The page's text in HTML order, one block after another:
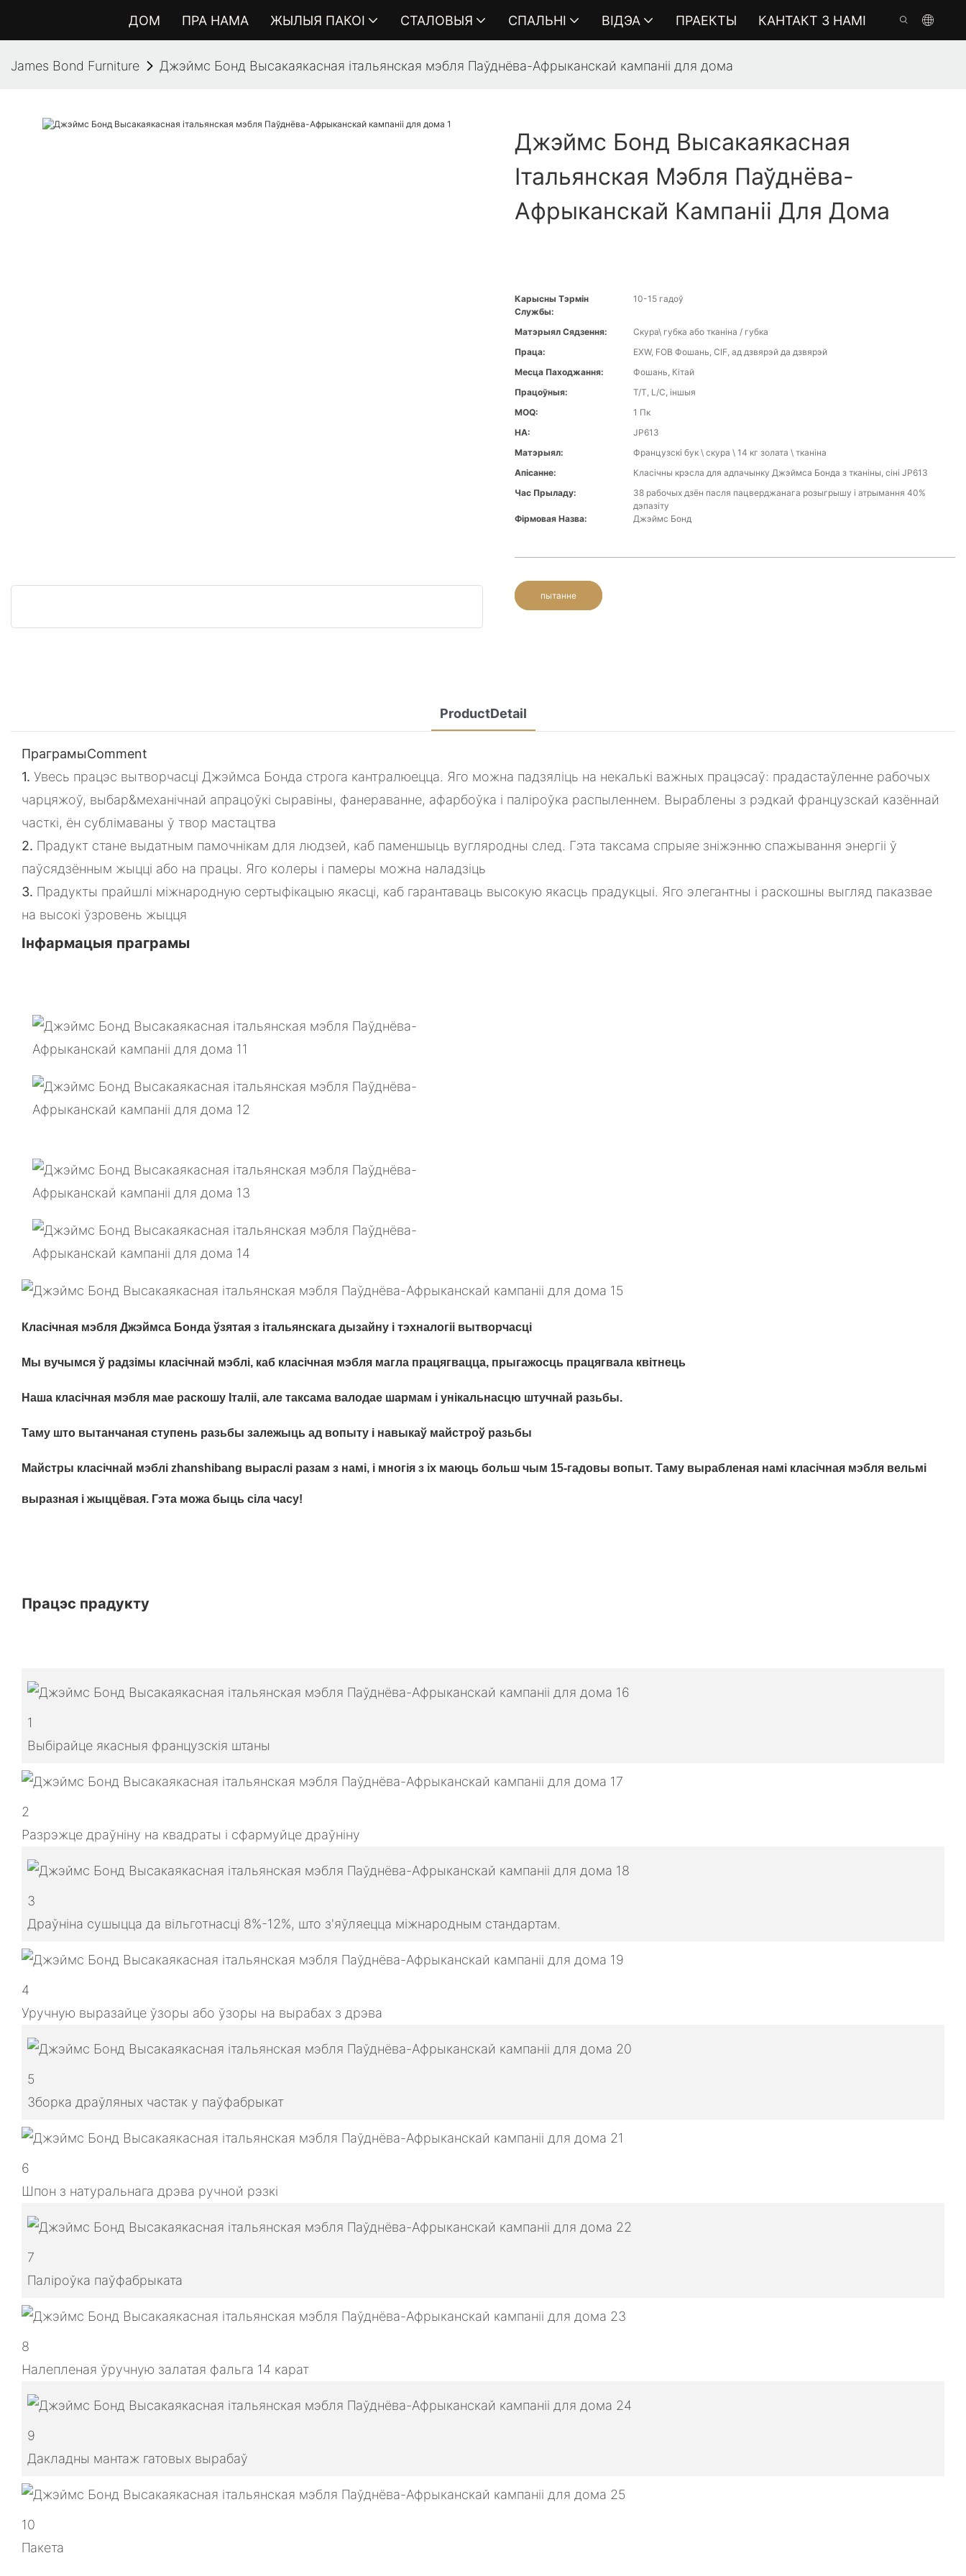
ДОМ ПРА НАМА ЖЫЛЫЯ ПАКОІ СТАЛОВЫЯ СПАЛЬНІ ВІДЭА ПРАЕКТЫ КАНТАКТ З НАМІ
James Bond Furniture Джэймс Бонд Высакаякасная італьянская мэбля Паўднёва-Афрыканскай кампаніі для дома
Джэймс Бонд Высакаякасная
Італьянская Мэбля Паўднёва-
Афрыканскай Кампаніі Для Дома
Карысны Тэрмін
Службы:
10-15 гадоў
Матэрыял Сядзення:
Скура\ губка або тканіна / губка
Праца:
EXW, FOB Фошань, CIF, ад дзвярэй да дзвярэй
Месца Паходжання:
Фошань, Кітай
Працоўныя:
T/T, L/C, іншыя
MOQ:
1 Пк
НА:
JP613
Матэрыял:
Французскі бук \ скура \ 14 кг золата \ тканіна
Апісанне:
Класічны крэсла для адпачынку Джэймса Бонда з тканіны, сіні JP613
Час Прыладу:
38 рабочых дзён пасля пацверджанага розыгрышу і атрымання 40%
дэпазіту
Фірмовая Назва:
Джэймс Бонд
пытанне
ProductDetail
ПраграмыComment
1. Увесь працэс вытворчасці Джэймса Бонда строга кантралюецца. Яго можна падзяліць на некалькі важных працэсаў: прадастаўленне рабочых
чарцяжоў, выбар&механічнай апрацоўкі сыравіны, фанераванне, афарбоўка і паліроўка распыленнем. Выраблены з рэдкай французскай казённай
часткі, ён сублімаваны ў твор мастацтва
2. Прадукт стане выдатным памочнікам для людзей, каб паменшыць вугляродны след. Гэта таксама спрыяе зніжэнню спажывання энергіі ў
паўсядзённым жыцці або на працы. Яго колеры і памеры можна наладзіць
3. Прадукты прайшлі міжнародную сертыфікацыю якасці, каб гарантаваць высокую якасць прадукцыі. Яго элегантны і раскошны выгляд паказвае
на высокі ўзровень жыцця
Інфармацыя праграмы
Класічная мэбля Джэймса Бонда ўзятая з італьянскага дызайну і тэхналогіі вытворчасці
Мы вучымся ў радзімы класічнай мэблі, каб класічная мэбля магла працягвацца, прыгажосць працягвала квітнець
Наша класічная мэбля мае раскошу Італіі, але таксама валодае шармам і унікальнасцю штучнай разьбы.
Таму што вытанчаная ступень разьбы залежыць ад вопыту і навыкаў майстроў разьбы
Майстры класічнай мэблі zhanshibang выраслі разам з намі, і многія з іх маюць больш чым 15-гадовы вопыт. Таму вырабленая намі класічная мэбля вельмі
выразная і жыццёвая. Гэта можа быць сіла часу!
Працэс прадукту
1
Выбірайце якасныя французскія штаны
2
Разрэжце драўніну на квадраты і сфармуйце драўніну
3
Драўніна сушыцца да вільготнасці 8%-12%, што з'яўляецца міжнародным стандартам.
4
Уручную выразайце ўзоры або ўзоры на вырабах з дрэва
5
Зборка драўляных частак у паўфабрыкат
6
Шпон з натуральнага дрэва ручной рэзкі
7
Паліроўка паўфабрыката
8
Налепленая ўручную залатая фальга 14 карат
9
Дакладны мантаж гатовых вырабаў
10
Пакета